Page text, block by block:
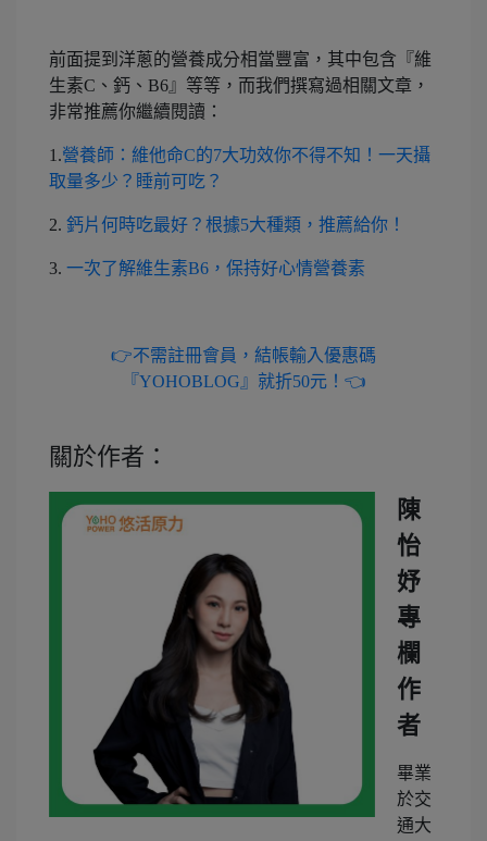
前面提到洋蔥的營養成分相當豐富，其中包含『維
生素C、鈣、B6』等等，而我們撰寫過相關文章，
非常推薦你繼續閱讀：
1.營養師：維他命C的7大功效你不得不知！一天攝
取量多少？睡前可吃？
2. 鈣片何時吃最好？根據5大種類，推薦給你！
3. 一次了解維生素B6，保持好心情營養素
👉不需註冊會員，結帳輸入優惠碼
『YOHOBLOG』就折50元！👈
關於作者：
陳
怡
妤
專
欄
作
者
畢業
於交
通大